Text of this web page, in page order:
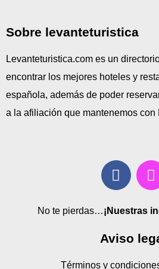
Sobre levanteturistica
Levanteturistica.com es un
encontrar los mejores hoteles y
española, además de poder
a la afiliación que mantenemos con
No te pierdas…¡Nuestras
Aviso
Términos y